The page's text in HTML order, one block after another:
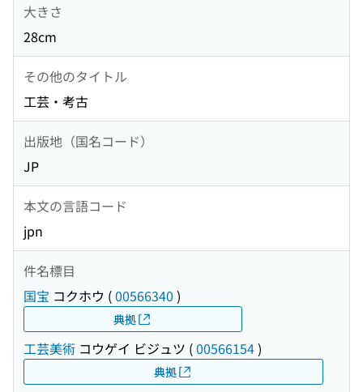
大きさ
28cm
その他のタイトル
工芸・考古
出版地（国名コード）
JP
本文の言語コード
jpn
件名標目
国宝 コクホウ (00566340 )
典拠
工芸美術 コウゲイ ビジュツ (00566154)
典拠